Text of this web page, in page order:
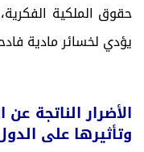
حقوق الملكية
يؤدي لخسائر مادية
الأضرار الناتجة
وتأثيرها على